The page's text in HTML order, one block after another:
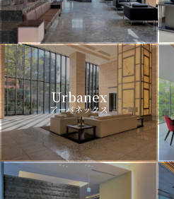
Urbanex
アーバネックス